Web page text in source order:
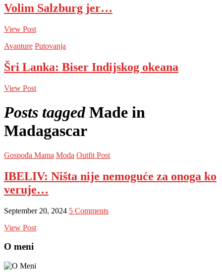
Volim Salzburg jer…
View Post
Avanture Putovanja
Šri Lanka: Biser Indijskog okeana
View Post
Posts tagged Made in
Madagascar
Gospođa Mama Moda Outfit Post
IBELIV: Ništa nije nemoguće za onoga ko
veruje…
September 20, 2024 5 Comments
View Post
O meni